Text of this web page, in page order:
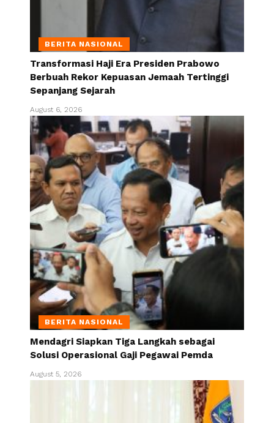
BERITA NASIONAL
Transformasi Haji Era Presiden Prabowo
Berbuah Rekor Kepuasan Jemaah Tertinggi
Sepanjang Sejarah
August 6, 2026
BERITA NASIONAL
Mendagri Siapkan Tiga Langkah sebagai
Solusi Operasional Gaji Pegawai Pemda
August 5, 2026